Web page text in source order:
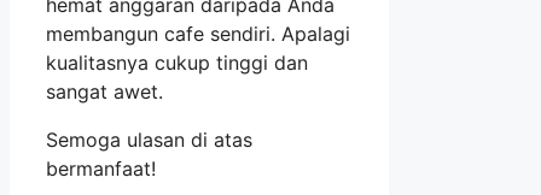
hemat anggaran daripada Anda
membangun cafe sendiri. Apalagi
kualitasnya cukup tinggi dan
sangat awet.
Semoga ulasan di atas
bermanfaat!